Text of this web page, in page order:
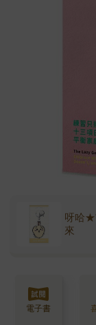
呀哈★
來
電子書